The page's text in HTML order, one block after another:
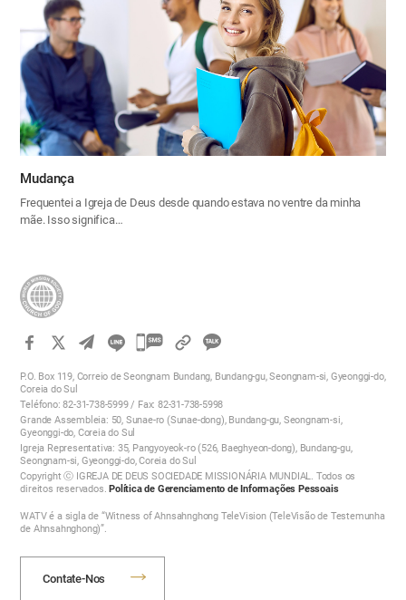
Mudança
Frequentei a Igreja de Deus desde quando estava no ventre da minha
mãe. Isso significa…
카
오
톡
공
유
하
기
P.O. Box 119, Correio de Seongnam Bundang, Bundang-gu, Seongnam-si, Gyeonggi-do,
Coreia do Sul
Teléfono: 82-31-738-5999 / Fax: 82-31-738-5998
Grande Assembleia: 50, Sunae-ro (Sunae-dong), Bundang-gu, Seongnam-si,
Gyeonggi-do, Coreia do Sul
Igreja Representativa: 35, Pangyoyeok-ro (526, Baeghyeon-dong), Bundang-gu,
Seongnam-si, Gyeonggi-do, Coreia do Sul
Copyright ⓒ IGREJA DE DEUS SOCIEDADE MISSIONÁRIA MUNDIAL. Todos os
direitos reservados.Política de Gerenciamento de Informações Pessoais
WATV é a sigla de “Witness of Ahnsahnghong TeleVision (TeleVisão de Testemunha
de Ahnsahnghong)”.
Contate-Nos